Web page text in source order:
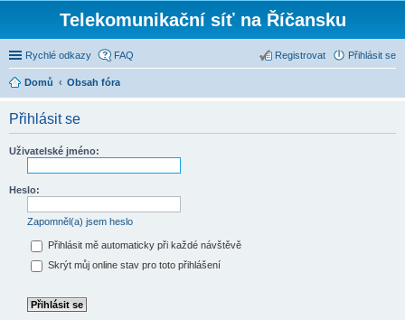
Telekomunikační síť na Říčansku
Rychlé odkazy FAQ Přihlásit se
Registrovat
Domů Obsah fóra
Přihlásit se
Uživatelské jméno:
Heslo:
Zapomněl(a) jsem heslo
Přihlásit mě automaticky při každé návštěvě
Skrýt můj online stav pro toto přihlášení